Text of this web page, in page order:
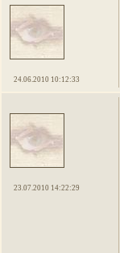
24.06.2010 10:12:33
23.07.2010 14:22:29